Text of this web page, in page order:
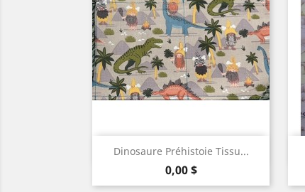
Dinosaure Préhistoie Tissu...
Prix
0,00 $
Aperçu rapide